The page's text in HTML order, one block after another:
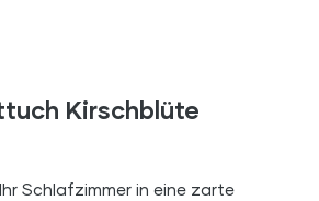
Kirschblüte
Schlafzimmer in eine zarte